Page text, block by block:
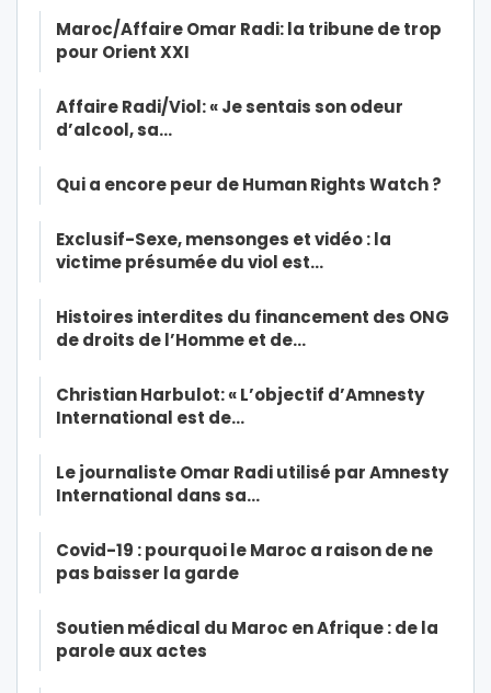
Maroc/Affaire Omar Radi: la tribune de trop
pour Orient XXI
Affaire Radi/Viol: « Je sentais son odeur
d’alcool, sa…
Qui a encore peur de Human Rights Watch ?
Exclusif-Sexe, mensonges et vidéo : la
victime présumée du viol est…
Histoires interdites du financement des ONG
de droits de l’Homme et de…
Christian Harbulot: « L’objectif d’Amnesty
International est de…
Le journaliste Omar Radi utilisé par Amnesty
International dans sa…
Covid-19 : pourquoi le Maroc a raison de ne
pas baisser la garde
Soutien médical du Maroc en Afrique : de la
parole aux actes